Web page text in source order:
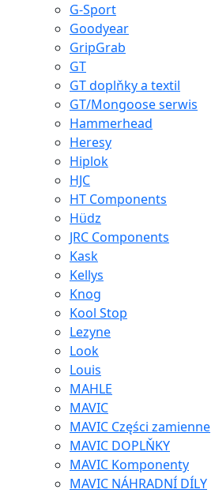
G-Sport
Goodyear
GripGrab
GT
GT doplňky a textil
GT/Mongoose serwis
Hammerhead
Heresy
Hiplok
HJC
HT Components
Hüdz
JRC Components
Kask
Kellys
Knog
Kool Stop
Lezyne
Look
Louis
MAHLE
MAVIC
MAVIC Części zamienne
MAVIC DOPLŇKY
MAVIC Komponenty
MAVIC NÁHRADNÍ DÍLY